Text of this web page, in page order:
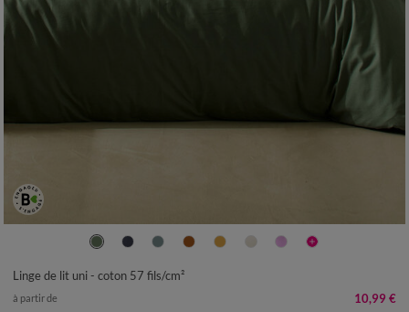
Linge de lit uni - coton 57 fils/cm²
à partir de 10,99 €